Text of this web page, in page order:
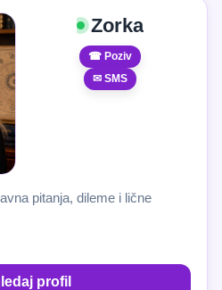
Zorka
☎ Poziv
✉ SMS
pitanja, dileme i lične
profil